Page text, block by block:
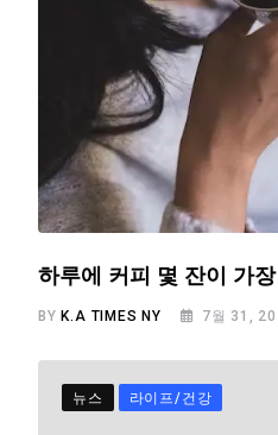
하루에 커피 몇 잔이 가
BYK.A TIMES NY 7월 31,
뉴스 라이프/건강